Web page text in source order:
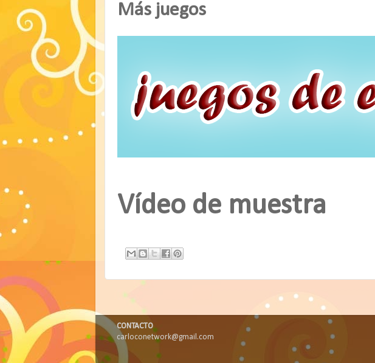
Más juegos
Vídeo de muestra
CONTACTO
carloconetwork@gmail.com